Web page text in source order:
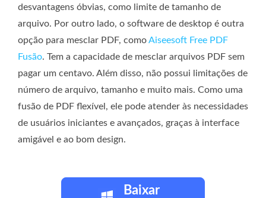
desvantagens óbvias, como limite de tamanho de
arquivo. Por outro lado, o software de desktop é outra
opção para mesclar PDF, comoAiseesoft Free PDF
Fusão. Tem a capacidade de mesclar arquivos PDF sem
pagar um centavo. Além disso, não possui limitações de
número de arquivo, tamanho e muito mais. Como uma
fusão de PDF flexível, ele pode atender às necessidades
de usuários iniciantes e avançados, graças à interface
amigável e ao bom design.
Baixar